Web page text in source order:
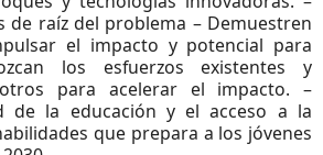
de raíz del problema – Demuestren
el impacto y potencial para
los esfuerzos existentes y
para acelerar el impacto. –
de la educación y el acceso a la
que prepara a los jóvenes